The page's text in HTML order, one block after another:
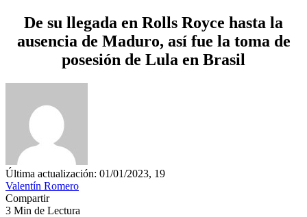
De su llegada en Rolls Royce hasta la
ausencia de Maduro, así fue la toma de
posesión de Lula en Brasil
Última actualización: 01/01/2023, 19
Valentín Romero
Compartir
3 Min de Lectura